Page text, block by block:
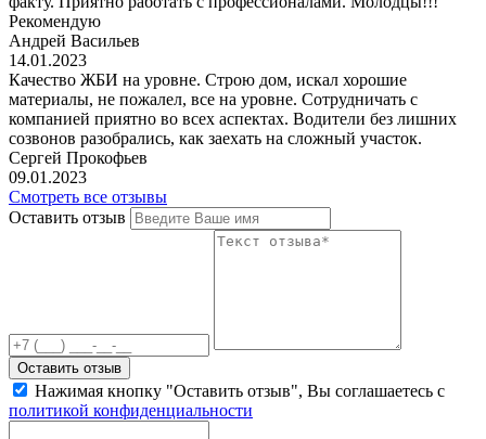
Рекомендую
Андрей Васильев
14.01.2023
Качество ЖБИ на уровне. Строю дом, искал хорошие
материалы, не пожалел, все на уровне. Сотрудничать с
компанией приятно во всех аспектах. Водители без лишних
созвонов разобрались, как заехать на сложный участок.
Сергей Прокофьев
09.01.2023
Смотреть все отзывы
Оставить отзыв
Оставить отзыв
Нажимая кнопку "Оставить отзыв", Вы соглашаетесь с
политикой конфиденциальности